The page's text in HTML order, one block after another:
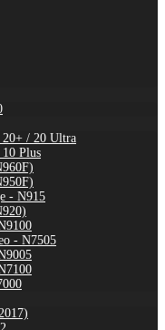
20+ / 20 Ultra
Plus
- N915
- N7505